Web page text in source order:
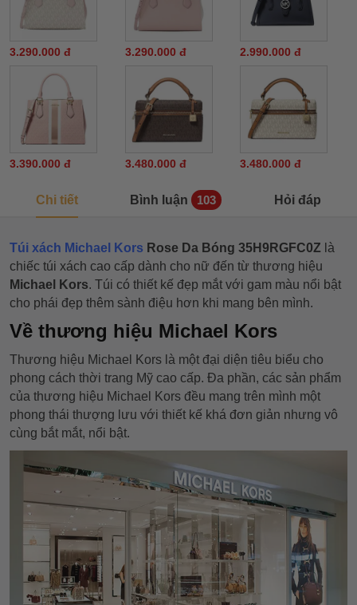
3.290.000 đ 3.290.000 đ 2.990.000 đ
3.390.000 đ 3.480.000 đ 3.480.000 đ
Chi tiết Bình luận 103 Hỏi đáp
Túi xách Michael Kors Rose Da Bóng 35H9RGFC0Z là
chiếc túi xách cao cấp dành cho nữ đến từ thương hiệu
Michael Kors. Túi có thiết kế đẹp mắt với gam màu nổi bật
cho phái đẹp thêm sành điệu hơn khi mang bên mình.
Về thương hiệu Michael Kors
Thương hiệu Michael Kors là một đại diện tiêu biểu cho
phong cách thời trang Mỹ cao cấp. Đa phần, các sản phẩm
của thương hiệu Michael Kors đều mang trên mình một
phong thái thượng lưu với thiết kế khá đơn giản nhưng vô
cùng bắt mắt, nổi bật.